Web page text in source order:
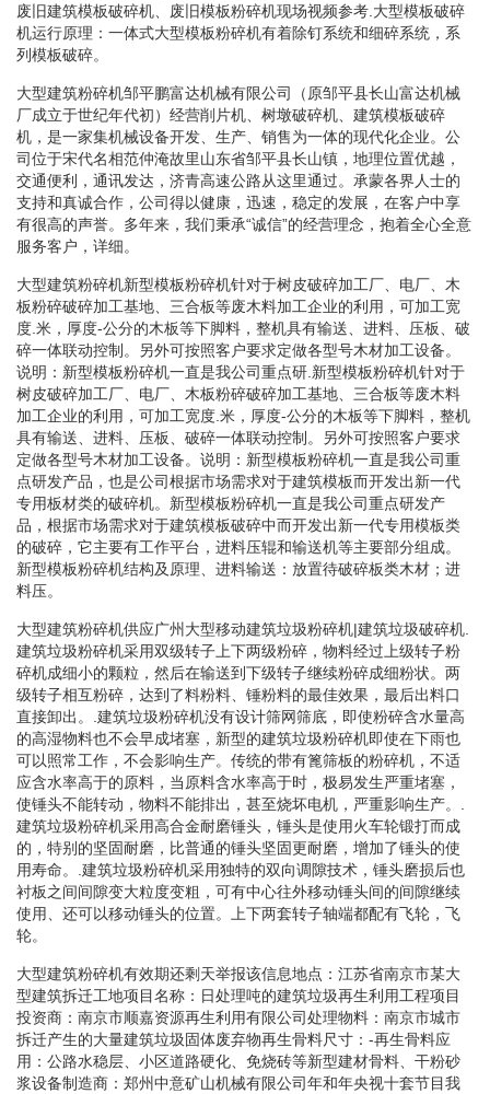
废旧建筑模板破碎机、废旧模板粉碎机现场视频参考.大型模板破碎
机运行原理：一体式大型模板粉碎机有着除钉系统和细碎系统，系
列模板破碎。
大型建筑粉碎机邹平鹏富达机械有限公司（原邹平县长山富达机械
厂成立于世纪年代初）经营削片机、树墩破碎机、建筑模板破碎
机，是一家集机械设备开发、生产、销售为一体的现代化企业。公
司位于宋代名相范仲淹故里山东省邹平县长山镇，地理位置优越，
交通便利，通讯发达，济青高速公路从这里通过。承蒙各界人士的
支持和真诚合作，公司得以健康，迅速，稳定的发展，在客户中享
有很高的声誉。多年来，我们秉承“诚信”的经营理念，抱着全心全意
服务客户，详细。
大型建筑粉碎机新型模板粉碎机针对于树皮破碎加工厂、电厂、木
板粉碎破碎加工基地、三合板等废木料加工企业的利用，可加工宽
度.米，厚度-公分的木板等下脚料，整机具有输送、进料、压板、破
碎一体联动控制。另外可按照客户要求定做各型号木材加工设备。
说明：新型模板粉碎机一直是我公司重点研.新型模板粉碎机针对于
树皮破碎加工厂、电厂、木板粉碎破碎加工基地、三合板等废木料
加工企业的利用，可加工宽度.米，厚度-公分的木板等下脚料，整机
具有输送、进料、压板、破碎一体联动控制。另外可按照客户要求
定做各型号木材加工设备。说明：新型模板粉碎机一直是我公司重
点研发产品，也是公司根据市场需求对于建筑模板而开发出新一代
专用板材类的破碎机。新型模板粉碎机一直是我公司重点研发产
品，根据市场需求对于建筑模板破碎中而开发出新一代专用模板类
的破碎，它主要有工作平台，进料压辊和输送机等主要部分组成。
新型模板粉碎机结构及原理、进料输送：放置待破碎板类木材；进
料压。
大型建筑粉碎机供应广州大型移动建筑垃圾粉碎机|建筑垃圾破碎机.
建筑垃圾粉碎机采用双级转子上下两级粉碎，物料经过上级转子粉
碎机成细小的颗粒，然后在输送到下级转子继续粉碎成细粉状。两
级转子相互粉碎，达到了料粉料、锤粉料的最佳效果，最后出料口
直接卸出。.建筑垃圾粉碎机没有设计筛网筛底，即使粉碎含水量高
的高湿物料也不会早成堵塞，新型的建筑垃圾粉碎机即使在下雨也
可以照常工作，不会影响生产。传统的带有篦筛板的粉碎机，不适
应含水率高于的原料，当原料含水率高于时，极易发生严重堵塞，
使锤头不能转动，物料不能排出，甚至烧坏电机，严重影响生产。.
建筑垃圾粉碎机采用高合金耐磨锤头，锤头是使用火车轮锻打而成
的，特别的坚固耐磨，比普通的锤头坚固更耐磨，增加了锤头的使
用寿命。.建筑垃圾粉碎机采用独特的双向调隙技术，锤头磨损后也
衬板之间间隙变大粒度变粗，可有中心往外移动锤头间的间隙继续
使用、还可以移动锤头的位置。上下两套转子轴端都配有飞轮，飞
轮。
大型建筑粉碎机有效期还剩天举报该信息地点：江苏省南京市某大
型建筑拆迁工地项目名称：日处理吨的建筑垃圾再生利用工程项目
投资商：南京市顺嘉资源再生利用有限公司处理物料：南京市城市
拆迁产生的大量建筑垃圾固体废弃物再生骨料尺寸：-再生骨料应
用：公路水稳层、小区道路硬化、免烧砖等新型建材骨料、干粉砂
浆设备制造商：郑州中意矿山机械有限公司年和年央视十套节目我